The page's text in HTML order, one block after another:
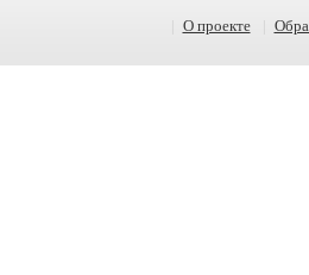
О проекте